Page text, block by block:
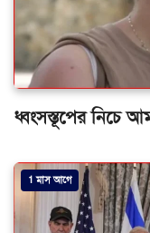
ধ্বংসস্তূপের নিচে
1 মাস আগে